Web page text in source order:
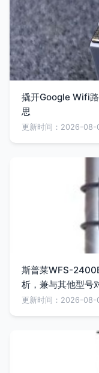
撬开Google Wifi
思
更新时间：2026-
斯普莱WFS-
析，兼与其他型号
更新时间：2026-